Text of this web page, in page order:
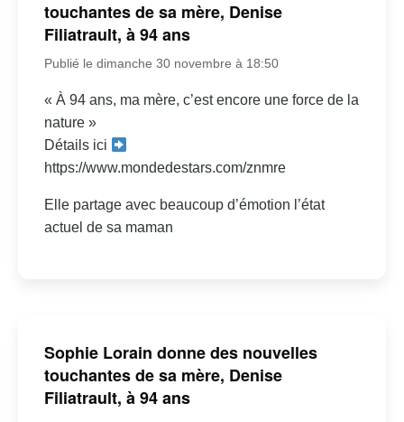
touchantes de sa mère, Denise
Filiatrault, à 94 ans
Publié le dimanche 30 novembre à 18:50
« À 94 ans, ma mère, c’est encore une force de la
nature »
Détails ici
https://www.mondedestars.com/znmre
Elle partage avec beaucoup d’émotion l’état
actuel de sa maman
Sophie Lorain donne des nouvelles
touchantes de sa mère, Denise
Filiatrault, à 94 ans